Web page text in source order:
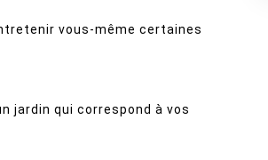
vous-même certaines
jardin qui correspond à vos